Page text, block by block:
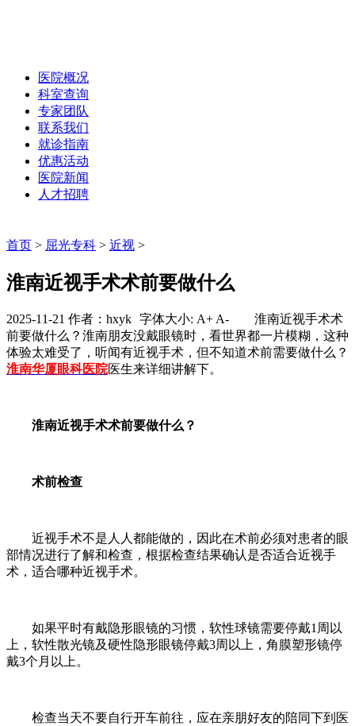
医院概况
科室查询
专家团队
联系我们
就诊指南
优惠活动
医院新闻
人才招聘
首页 > 屈光专科 > 近视 >
淮南近视手术术前要做什么
2025-11-21 作者：hxyk 字体大小: A+ A-
淮南近视手术术
前要做什么？淮南朋友没戴眼镜时，看世界都一片模糊，这种
体验太难受了，听闻有近视手术，但不知道术前需要做什么？
淮南华厦眼科医院医生来详细讲解下。
淮南近视手术术前要做什么？
术前检查
近视手术不是人人都能做的，因此在术前必须对患者的眼
部情况进行了解和检查，根据检查结果确认是否适合近视手
术，适合哪种近视手术。
如果平时有戴隐形眼镜的习惯，软性球镜需要停戴1周以
上，软性散光镜及硬性隐形眼镜停戴3周以上，角膜塑形镜停
戴3个月以上。
检查当天不要自行开车前往，应在亲朋好友的陪同下到医